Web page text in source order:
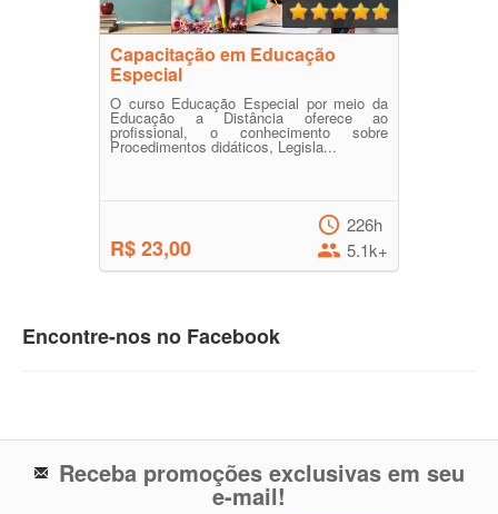
Capacitação em Educação
Especial
O curso Educação Especial por meio da
Educação a Distância oferece ao
profissional, o conhecimento sobre
Procedimentos didáticos, Legisla...
R$ 23,00
226h
5.1k+
Encontre-nos no Facebook
Receba promoções exclusivas em seu
e-mail!